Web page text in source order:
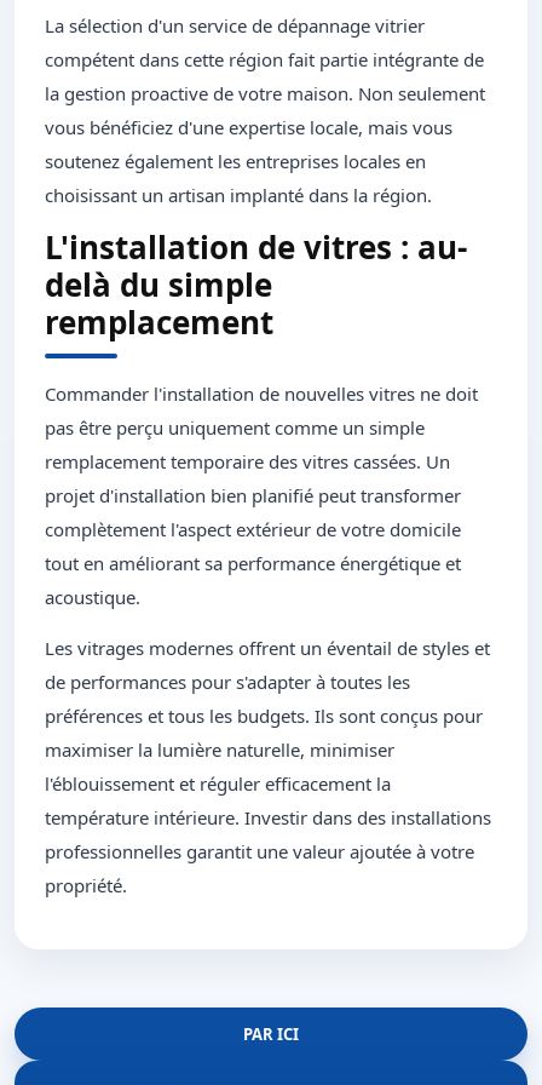
La sélection d'un service de dépannage vitrier
compétent dans cette région fait partie intégrante de
la gestion proactive de votre maison. Non seulement
vous bénéficiez d'une expertise locale, mais vous
soutenez également les entreprises locales en
choisissant un artisan implanté dans la région.
L'installation de vitres : au-
delà du simple
remplacement
Commander l'installation de nouvelles vitres ne doit
pas être perçu uniquement comme un simple
remplacement temporaire des vitres cassées. Un
projet d'installation bien planifié peut transformer
complètement l'aspect extérieur de votre domicile
tout en améliorant sa performance énergétique et
acoustique.
Les vitrages modernes offrent un éventail de styles et
de performances pour s'adapter à toutes les
préférences et tous les budgets. Ils sont conçus pour
maximiser la lumière naturelle, minimiser
l'éblouissement et réguler efficacement la
température intérieure. Investir dans des installations
professionnelles garantit une valeur ajoutée à votre
propriété.
PAR ICI